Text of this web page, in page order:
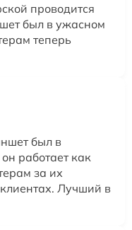
проводится
был в ужасном
теперь
был в
работает как
за их
Лучший в